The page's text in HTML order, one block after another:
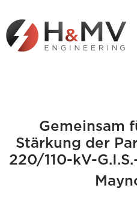
Gemeinsam
Stärkung der
220/110-kV-